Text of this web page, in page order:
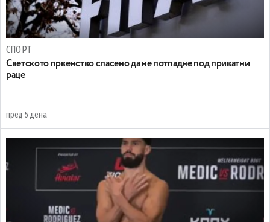
СПОРТ
Светското првенство спасено да не потпадне под приватни
раце
пред 5 дена